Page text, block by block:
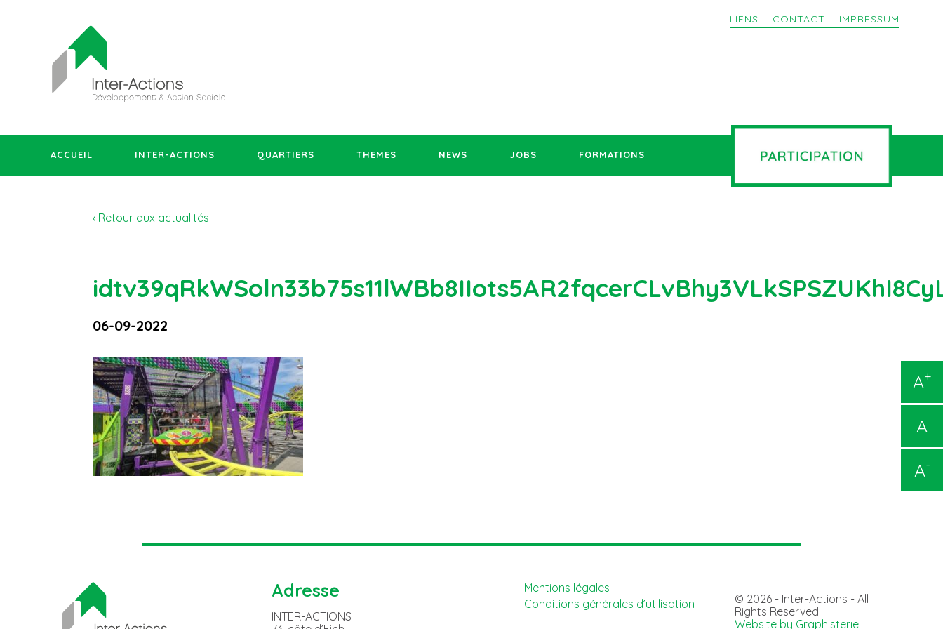
LIENS CONTACT IMPRESSUM
ACCUEIL INTER-ACTIONS QUARTIERS THEMES NEWS JOBS FORMATIONS
A+
A
A-
‹ Retour aux actualités
06-09-2022
Adresse
INTER-ACTIONS
Mentions légales
Conditions générales d’utilisation
© 2026 - Inter-Actions - All
Rights Reserved
Website by Graphisterie